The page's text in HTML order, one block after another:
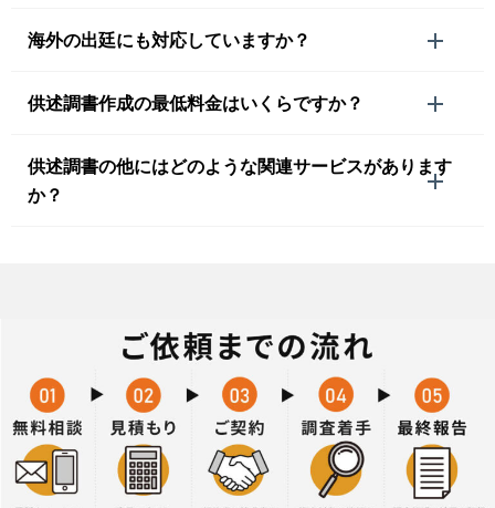
海外の出廷にも対応していますか？
供述調書作成の最低料金はいくらですか？
供述調書の他にはどのような関連サービスがあります
か？